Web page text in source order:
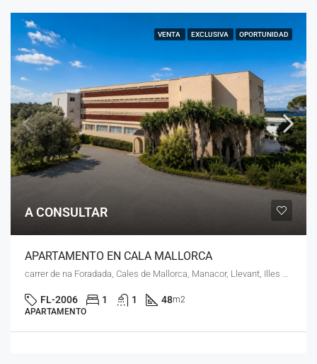
VENTA EXCLUSIVA OPORTUNIDAD
A CONSULTAR
APARTAMENTO EN CALA MALLORCA
FL-2006 1 1 48m2
APARTAMENTO